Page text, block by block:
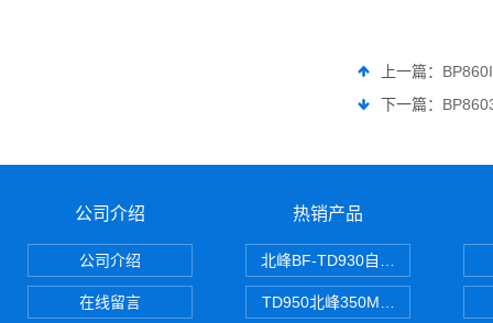
上一篇：
下一篇：
公司介绍
公司介绍
在线留言
热销产品
北峰BF-TD930自组网对讲机
TD950北峰350M对讲机 PDT数